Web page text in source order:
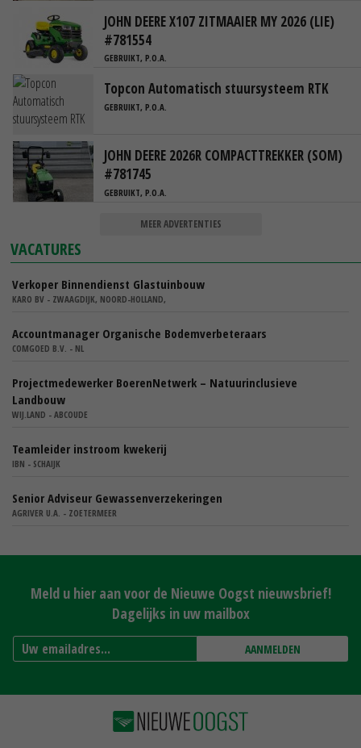
JOHN DEERE X107 ZITMAAIER MY 2026 (LIE)
#781554
GEBRUIKT, P.O.A.
Topcon Automatisch stuursysteem RTK
GEBRUIKT, P.O.A.
JOHN DEERE 2026R COMPACTTREKKER (SOM)
#781745
GEBRUIKT, P.O.A.
MEER ADVERTENTIES
VACATURES
Verkoper Binnendienst Glastuinbouw
KARO BV - ZWAAGDIJK, NOORD-HOLLAND,
Accountmanager Organische Bodemverbeteraars
COMGOED B.V. - NL
Projectmedewerker BoerenNetwerk – Natuurinclusieve
Landbouw
WIJ.LAND - ABCOUDE
Teamleider instroom kwekerij
IBN - SCHAIJK
Senior Adviseur Gewassenverzekeringen
AGRIVER U.A. - ZOETERMEER
Meld u hier aan voor de Nieuwe Oogst nieuwsbrief!
Dagelijks in uw mailbox
AANMELDEN